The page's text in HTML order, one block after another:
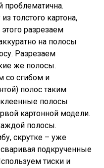
проблематична.
толстого картона,
разрезаем
на полосы
Разрезаем
же полосы.
со сгибом и
полос таким
полосы
картонной модели.
полосы.
скрутке – уже
подкрученные
тиски и